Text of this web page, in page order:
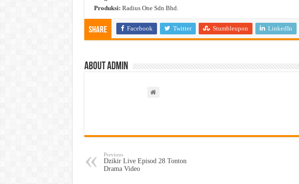
Produksi: Radius One Sdn Bhd.
Share Facebook Twitter Stumbleupon LinkedIn
About admin
Previous
Dzikir Live Episod 28 Tonton
Drama Video